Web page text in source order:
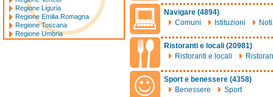
Navigare (4894)
Comuni
Istituzioni
Ristoranti e locali (20981)
Ristoranti e locali
Sport e benessere (4358)
Benessere
Sport
Regione Liguria
Regione Emilia Romagna
Regione Toscana
Regione Umbria